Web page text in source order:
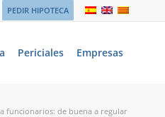
PEDIR HIPOTECA
Periciales Empresas
funcionarios: de buena a regular